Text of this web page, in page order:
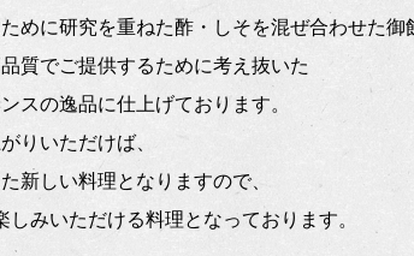
めに研究を重ねた酢・しそを混ぜ合わせた御
質でご提供するために考え抜いた
スの逸品に仕上げております。
りいただけば、
新しい料理となりますので、
みいただける料理となっております。